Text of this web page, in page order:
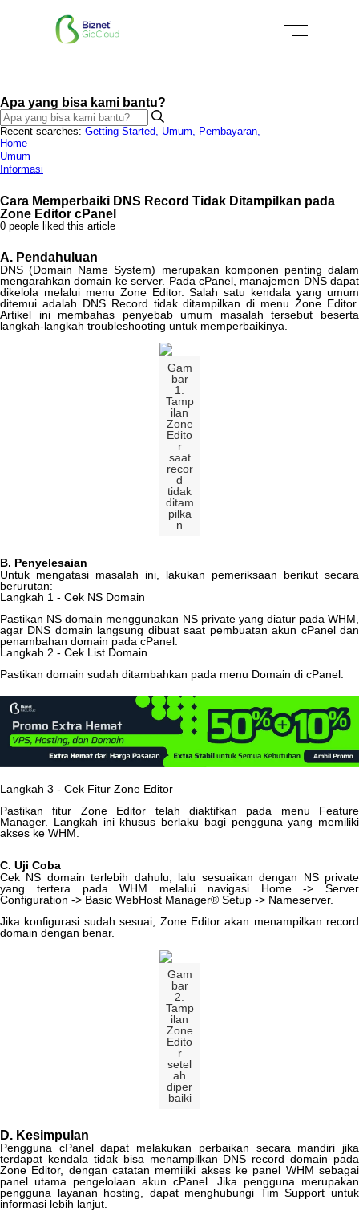
Apa yang bisa kami bantu?
Recent searches: Getting Started, Umum, Pembayaran,
Home
Umum
Informasi
Cara Memperbaiki DNS Record Tidak Ditampilkan pada
Zone Editor cPanel
0 people liked this article
A. Pendahuluan
DNS (Domain Name System) merupakan komponen penting dalam
mengarahkan domain ke server. Pada cPanel, manajemen DNS dapat
dikelola melalui menu Zone Editor. Salah satu kendala yang umum
ditemui adalah DNS Record tidak ditampilkan di menu Zone Editor.
Artikel
ini membahas penyebab umum masalah tersebut
beserta
langkah-langkah troubleshooting untuk memperbaikinya
Gam
bar
1
Tamp
ilan
Zone
Edito
r
saat
recor
d
tidak
ditam
pilka
n
B. Penyelesaian
Untuk mengatasi masalah ini lakukan pemeriksaan berikut secara
berurutan:
Langkah 1 - Cek NS Domain
Pastikan NS domain menggunakan NS private yang diatur pada WHM
agar DNS domain langsung dibuat saat pembuatan akun cPanel dan
penambahan domain pada cPanel
Langkah 2 - Cek List Domain
Pastikan domain sudah ditambahkan pada menu Domain di cPanel
Langkah 3 - Cek Fitur Zone Editor
Pastikan
fitur Zone Editor telah diaktifkan pada menu
Feature
Manager. Langkah ini khusus berlaku bagi pengguna yang memiliki
akses ke WHM.
C. Uji Coba
Cek NS domain terlebih dahulu, lalu sesuaikan dengan NS private
yang
tertera pada WHM melalui navigasi Home ->
Server
Configuration -> Basic WebHost Manager® Setup -> Nameserver.
Jika konfigurasi sudah sesuai, Zone Editor akan menampilkan record
domain dengan benar.
Gam
bar
2
Tamp
ilan
Zone
Edito
r
setel
ah
diper
baiki
D. Kesimpulan
Pengguna cPanel dapat melakukan perbaikan secara mandiri
jika
terdapat kendala tidak bisa menampilkan DNS record domain pada
Zone Editor, dengan catatan memiliki akses ke panel WHM sebagai
panel utama pengelolaan akun cPanel Jika pengguna
merupakan
pengguna
layanan hosting dapat menghubungi Tim Support untuk
informasi lebih lanjut